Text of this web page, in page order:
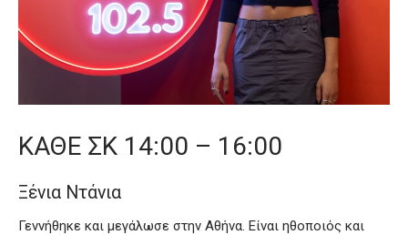
ΚΑΘΕ ΣΚ 14:00 – 16:00
Ξένια Ντάνια
Γεννήθηκε και μεγάλωσε στην Αθήνα. Είναι ηθοποιός και